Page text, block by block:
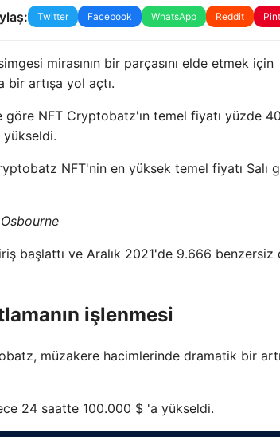
Twitter Facebook WhatsApp Reddit
mirasının bir parçasını elde etmek için
artışa yol açtı.
göre NFT Cryptobatz'ın temel fiyatı yüzde
NFT'nin en yüksek temel fiyatı Salı
başlattı ve Aralık 2021'de 9.666 benzersiz
işlenmesi
müzakere hacimlerinde dramatik bir
24 saatte 100.000 $ 'a yükseldi.